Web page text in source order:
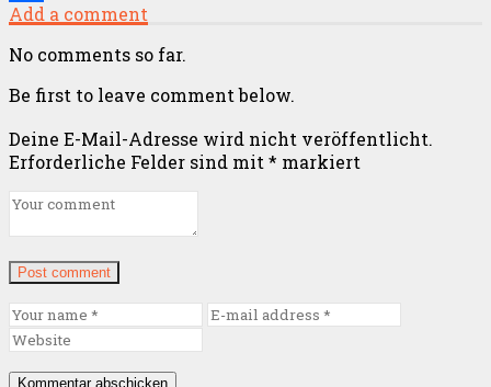
Teilen
Add a comment
No comments so far.
Be first to leave comment below.
Deine E-Mail-Adresse wird nicht veröffentlicht.
Erforderliche Felder sind mit * markiert
Post comment